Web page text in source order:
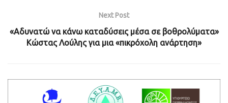
Next Post
«Αδυνατώ να κάνω καταδύσεις μέσα σε βοθρολύματα»
Κώστας Λούλης για μια «πικρόχολη ανάρτηση»